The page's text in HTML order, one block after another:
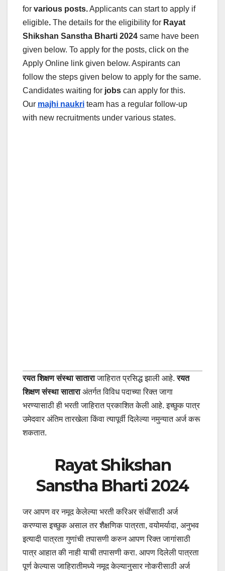
for various posts.Applicants can start to apply if
eligible. The details for the eligibility for Rayat
Shikshan Sanstha Bharti 2024 same have been
given below. To apply for the posts, click on the
Apply Online link given below. Aspirants can
follow the steps given below to apply for the same.
Candidates waiting for jobs can apply for this.
Our majhi naukri team has a regular follow-up
with new recruitments under various states.
रयत शिक्षण संस्था साताराजाहिरात प्रसिद्ध झाली आहे.रयत
शिक्षण संस्था साताराअंतर्गत विविध पदाच्या रिक्त जागा
भरण्यासाठी ही भरती जाहिरात प्रकाशित केली आहे. इच्छुक पात्र
उमेदवार अंतिम तारखेला किंवा त्यापूर्वी दिलेल्या नमुन्यात अर्ज करू
शकतात.
Rayat Shikshan
Sanstha Bharti 2024
जर आपण वर नमूद केलेल्या भरती करिअर संधींसाठी अर्ज
करण्यास इच्छुक असाल तर शैक्षणिक पात्रता, वयोमर्यादा, अनुभव
इत्यादी पात्रता गुणांची तपासणी करुन आपण रिक्त जागांसाठी
पात्र आहात की नाही याची तपासणी करा. आपण दिलेली पात्रता
पूर्ण केल्यास जाहिरातीमध्ये नमूद केल्यानुसार नोकरीसाठी अर्ज